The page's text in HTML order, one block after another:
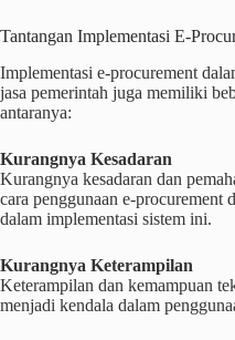
Tantangan Implementasi E-
Implementasi e-procurement
jasa pemerintah juga memiliki
antaranya:
Kurangnya Kesadaran
Kurangnya kesadaran dan
cara penggunaan e-procurement
dalam implementasi sistem ini.
Kurangnya Keterampilan
Keterampilan dan kemampuan
menjadi kendala dalam